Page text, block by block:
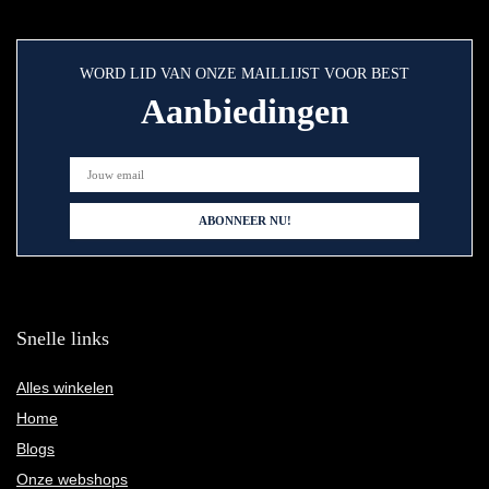
WORD LID VAN ONZE MAILLIJST VOOR BEST
Aanbiedingen
Snelle links
Alles winkelen
Home
Blogs
Onze webshops